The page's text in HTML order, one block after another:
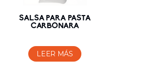
SALSA PARA PASTA
CARBONARA
LEER MÁS